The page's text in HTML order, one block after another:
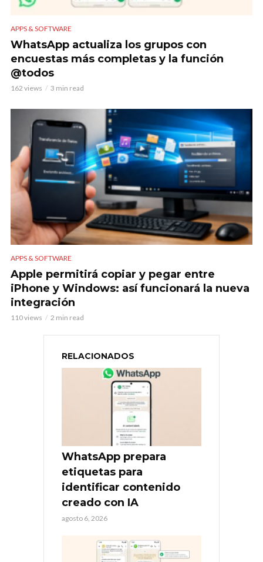
APPS & SOFTWARE
WhatsApp actualiza los grupos con
encuestas más completas y la función
@todos
162 views 3 min read
APPS & SOFTWARE
Apple permitirá copiar y pegar entre
iPhone y Windows: así funcionará la nueva
integración
110 views 2 min read
RELACIONADOS
WhatsApp prepara
etiquetas para
identificar contenido
creado con IA
agosto 6, 2026